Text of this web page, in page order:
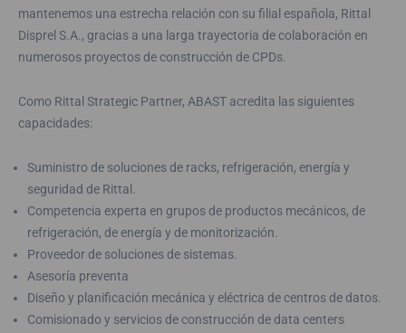
mantenemos una estrecha relación con su filial española, Rittal
Disprel S.A., gracias a una larga trayectoria de colaboración en
numerosos proyectos de construcción de CPDs.
Como Rittal Strategic Partner, ABAST acredita las siguientes
capacidades:
Suministro de soluciones de racks, refrigeración, energía y
seguridad de Rittal.
Competencia experta en grupos de productos mecánicos, de
refrigeración, de energía y de monitorización.
Proveedor de soluciones de sistemas.
Asesoría preventa
Diseño y planificación mecánica y eléctrica de centros de datos.
Comisionado y servicios de construcción de data centers